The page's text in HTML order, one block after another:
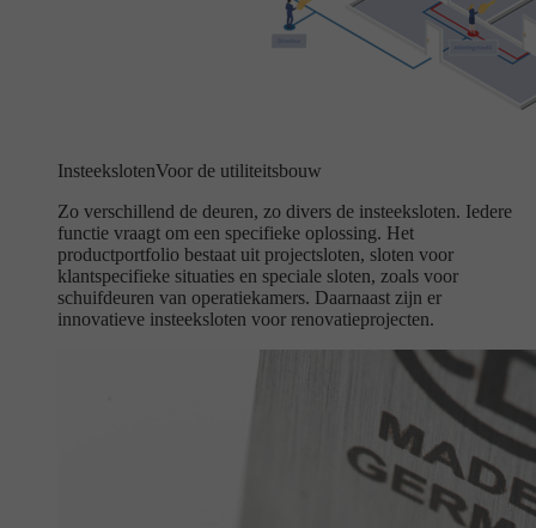
InsteekslotenVoor de utiliteitsbouw
Zo verschillend de deuren, zo divers de insteeksloten. Iedere
functie vraagt om een specifieke oplossing. Het
productportfolio bestaat uit projectsloten, sloten voor
klantspecifieke situaties en speciale sloten, zoals voor
schuifdeuren van operatiekamers. Daarnaast zijn er
innovatieve insteeksloten voor renovatieprojecten.